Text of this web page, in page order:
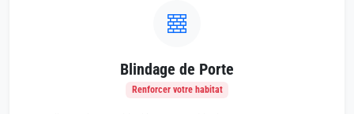
Blindage de Porte
Renforcer votre habitat